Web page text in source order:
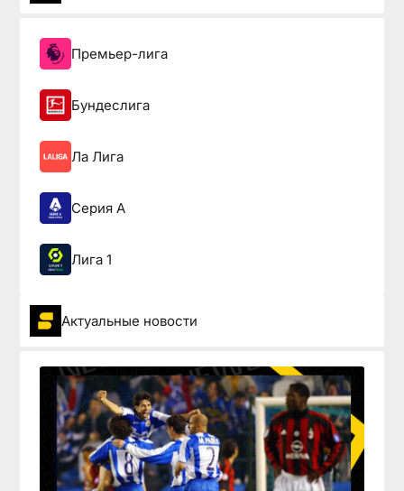
Премьер-лига
Бундеслига
Ла Лига
Серия А
Лига 1
Актуальные новости